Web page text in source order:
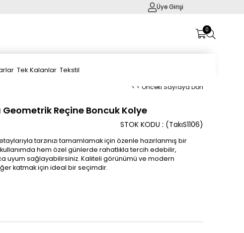
Üye Girişi
0
Tek Kalanlar Tekstil
< < Önceki Sayfaya Dön
Geometrik Reçine Boncuk Kolye
(TakıS1106)
STOK KODU
tarzınızı tamamlamak için özenle hazırlanmış bir
hem özel günlerde rahatlıkla tercih edebilir,
uyum sağlayabilirsiniz. Kaliteli görünümü ve modern
katmak için ideal bir seçimdir.